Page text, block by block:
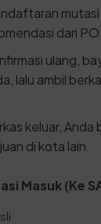
mutasi
dari
ulang,
lalu ambil
keluar, Anda
di kota lain.
Masuk (Ke